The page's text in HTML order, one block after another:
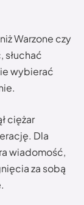
Warzone czy
słuchać
wybierać
ciężar
Dla
wiadomość,
za sobą